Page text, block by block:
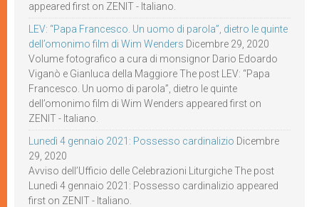
appeared first on ZENIT - Italiano.
LEV: “Papa Francesco. Un uomo di parola”, dietro le quinte
dell’omonimo film di Wim Wenders Dicembre 29, 2020
Volume fotografico a cura di monsignor Dario Edoardo
Viganò e Gianluca della Maggiore The post LEV: “Papa
Francesco. Un uomo di parola”, dietro le quinte
dell’omonimo film di Wim Wenders appeared first on
ZENIT - Italiano.
Lunedì 4 gennaio 2021: Possesso cardinalizio Dicembre
29, 2020
Avviso dell’Ufficio delle Celebrazioni Liturgiche The post
Lunedì 4 gennaio 2021: Possesso cardinalizio appeared
first on ZENIT - Italiano.